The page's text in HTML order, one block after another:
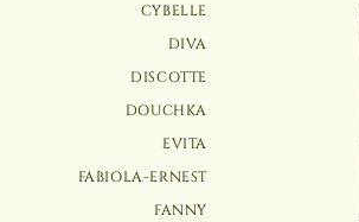
CYBELLE
DIVA
DISCOTTE
DOUCHKA
EVITA
FABIOLA-ERNEST
FANNY